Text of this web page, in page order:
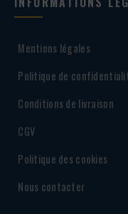
Mentions légales
Politique de
Conditions de livraison
CGV
Politique des cookies
Nous contacter